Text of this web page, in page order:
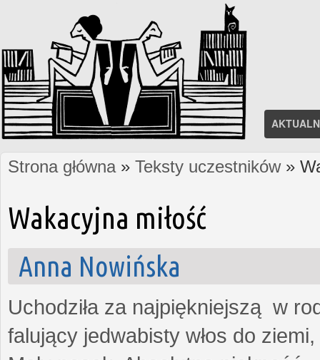
Jesteś tutaj
Strona główna» Teksty uczestników»
Wakacyjna miłość
Anna Nowińska
Uchodziła za najpiękniejszą w
falujący jedwabisty włos do